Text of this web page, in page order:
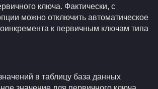
ключа. Фактически, с
можно отключить автоматическое
к первичным ключам типа
в таблицу база данных